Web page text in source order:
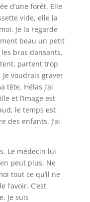
d’une forêt. Elle
vide, elle la
Je la regarde
beau un petit
bras dansants,
partent trop
voudrais graver
tête. Hélas j’ai
et l’image est
le temps est
des enfants. J’ai
Le médecin lui
peut plus. Ne
tout ce qu’il ne
C’est
Je suis